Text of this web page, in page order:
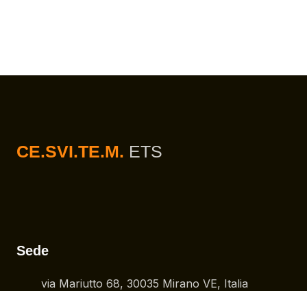
CE.SVI.TE.M. ETS
Sede
via Mariutto 68, 30035 Mirano VE, Italia